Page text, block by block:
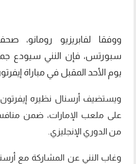
ووفقا لفابريزيو رومانو،
سبورتس، فإن النني سيودع
يوم الأحد المقبل في مباراة
ويستضيف أرسنال نظيره
على ملعب الإمارات، ضمن
من الدوري الإنجليزي.
وغاب النني عن المشاركة مع